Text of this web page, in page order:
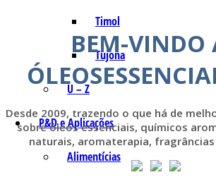
Timol
Tujona
U – Z
P&D e Aplicações
Alimentícias
BEM-VINDO
Desde 2009, trazendo o que há de
sobre óleos essenciais, químicos
naturais, aromaterapia,